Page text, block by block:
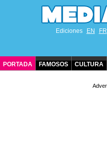
Ediciones EN FR
PORTADA FAMOSOS CULTURA